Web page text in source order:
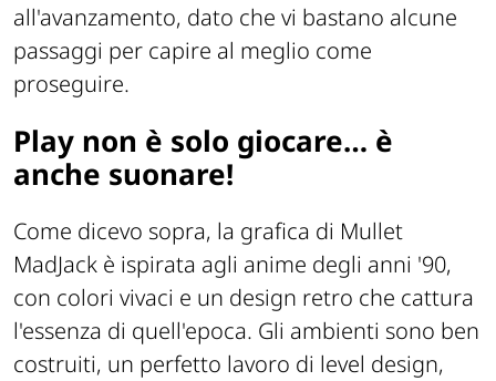
all'avanzamento, dato che vi bastano alcune
passaggi per capire al meglio come
proseguire.
Play non è solo giocare… è
anche suonare!
Come dicevo sopra, la grafica di Mullet
MadJack è ispirata agli anime degli anni '90,
con colori vivaci e un design retro che cattura
l'essenza di quell'epoca. Gli ambienti sono ben
costruiti, un perfetto lavoro di level design,